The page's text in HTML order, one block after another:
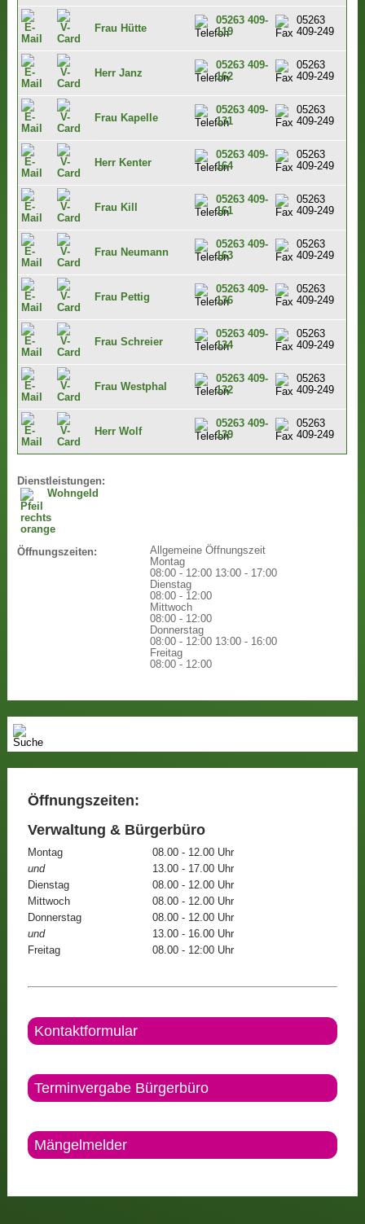
Frau Hütte
05263 409-
119
05263
409-249
Herr Janz
05263 409-
162
05263
409-249
Frau Kapelle
05263 409-
131
05263
409-249
Herr Kenter
05263 409-
164
05263
409-249
Frau Kill
05263 409-
161
05263
409-249
Frau Neumann
05263 409-
163
05263
409-249
Frau Pettig
05263 409-
136
05263
409-249
Frau Schreier
05263 409-
134
05263
409-249
Frau Westphal
05263 409-
132
05263
409-249
Herr Wolf
05263 409-
139
05263
409-249
Dienstleistungen:
Wohngeld
Öffnungszeiten:
Allgemeine Öffnungszeit
Montag
08:00 - 12:00 13:00 - 17:00
Dienstag
08:00 - 12:00
Mittwoch
08:00 - 12:00
Donnerstag
08:00 - 12:00 13:00 - 16:00
Freitag
08:00 - 12:00
Öffnungszeiten:
Verwaltung & Bürgerbüro
Montag
08.00 - 12.00 Uhr
und
13.00 - 17.00 Uhr
Dienstag
08.00 - 12.00 Uhr
Mittwoch
08.00 - 12.00 Uhr
Donnerstag
08.00 - 12.00 Uhr
und
13.00 - 16.00 Uhr
Freitag
08.00 - 12:00 Uhr
Kontaktformular
Terminvergabe Bürgerbüro
Mängelmelder